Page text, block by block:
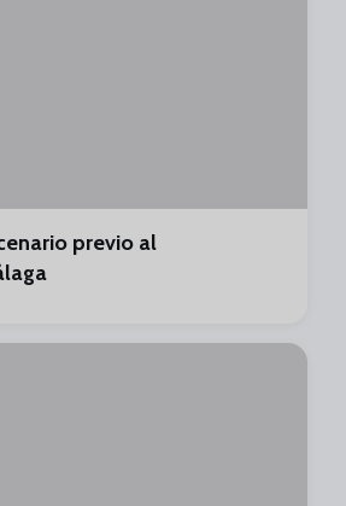
previo al